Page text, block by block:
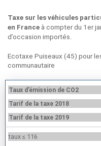
Taxe sur les véhicules
en France à compter du 1er
d’occasion importés.
Ecotaxe Puiseaux (45) pour
communautaire
Taux d’émission de CO2
Tarif de la taxe 2018
Tarif de la taxe 2019
taux ≤ 116